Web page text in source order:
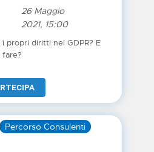
26 Maggio
2021, 15:00
propri diritti nel GDPR? E
Percorso Consulenti